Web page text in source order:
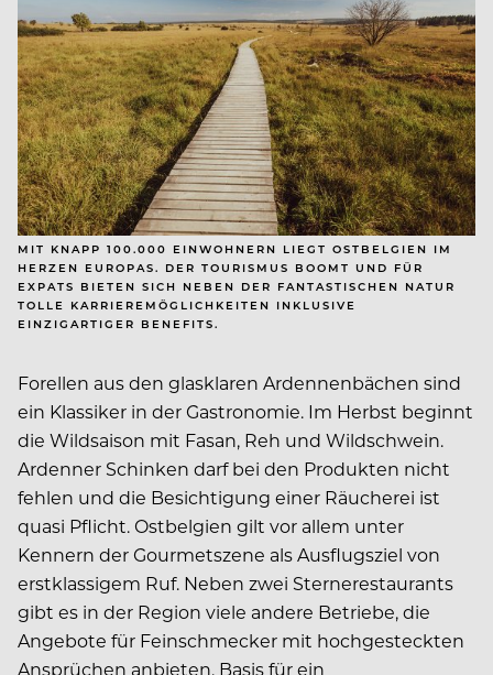
MIT KNAPP 100.000 EINWOHNERN LIEGT OSTBELGIEN IM
HERZEN EUROPAS. DER TOURISMUS BOOMT UND FÜR
EXPATS BIETEN SICH NEBEN DER FANTASTISCHEN NATUR
TOLLE KARRIEREMÖGLICHKEITEN INKLUSIVE
EINZIGARTIGER BENEFITS.
Forellen aus den glasklaren Ardennenbächen sind
ein Klassiker in der Gastronomie. Im Herbst beginnt
die Wildsaison mit Fasan, Reh und Wildschwein.
Ardenner Schinken darf bei den Produkten nicht
fehlen und die Besichtigung einer Räucherei ist
quasi Pflicht. Ostbelgien gilt vor allem unter
Kennern der Gourmetszene als Ausflugsziel von
erstklassigem Ruf. Neben zwei Sternerestaurants
gibt es in der Region viele andere Betriebe, die
Angebote für Feinschmecker mit hochgesteckten
Ansprüchen anbieten. Basis für ein